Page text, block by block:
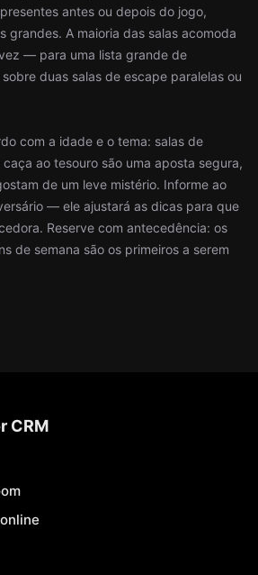
antes ou depois do jogo,
grandes. A maioria das salas acomoda
— para uma lista grande de
duas salas de escape paralelas ou
com a idade e o tema: salas de
ao tesouro são uma aposta segura,
de um leve mistério. Informe ao
— ele ajustará as dicas para que
Reserve com antecedência: os
de semana são os primeiros a serem
CRM